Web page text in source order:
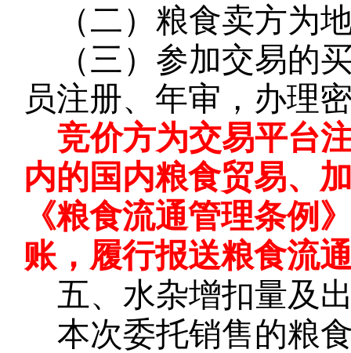
（二）粮食卖方为
（三）参加交易的
员注册、年审，办理
竞价方为交易平台
内的国内粮食贸易、
《粮食流通管理条例
账，履行报送粮食流
五、水杂增扣量及
本次委托销售的粮